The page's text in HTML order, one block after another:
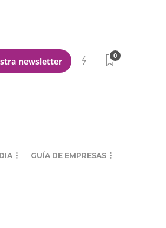
newsletter
0
GUÍA DE EMPRESAS